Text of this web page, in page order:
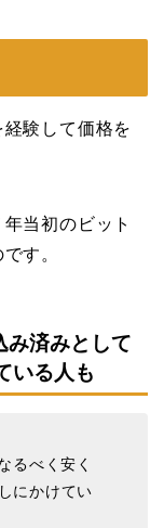
験して価格を
当初のビット
す。
み済みとして
いる人も
るべく安く
にかけてい